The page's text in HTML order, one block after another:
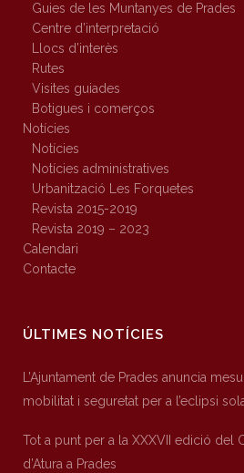
Guies de les Muntanyes de Prades
Centre d’interpretació
Llocs d’interès
Rutes
Visites guiades
Botigues i comerços
Notícies
Notícies
Notícies administratives
Urbanització Les Forquetes
Revista 2015-2019
Revista 2019 – 2023
Calendari
Contacte
ÚLTIMES NOTÍCIES
L’Ajuntament de Prades anuncia
mobilitat i seguretat per a l’eclipsi
Tot a punt per a la XXXVII edició del
d’Atura a Prades